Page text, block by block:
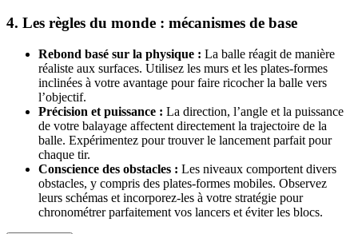
4. Les règles du monde : mécanismes de base
Rebond basé sur la physique : La balle réagit de manière
réaliste aux surfaces. Utilisez les murs et les plates-formes
inclinées à votre avantage pour faire ricocher la balle vers
l’objectif.
Précision et puissance : La direction, l’angle et la puissance
de votre balayage affectent directement la trajectoire de la
balle. Expérimentez pour trouver le lancement parfait pour
chaque tir.
Conscience des obstacles : Les niveaux comportent divers
obstacles, y compris des plates-formes mobiles. Observez
leurs schémas et incorporez-les à votre stratégie pour
chronométrer parfaitement vos lancers et éviter les blocs.